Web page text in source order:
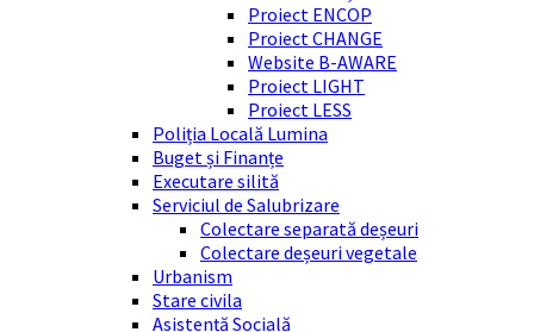
Proiect ENCOP
Proiect CHANGE
Website B-AWARE
Proiect LIGHT
Proiect LESS
Poliția Locală Lumina
Buget și Finanțe
Executare silită
Serviciul de Salubrizare
Colectare separată deșeuri
Colectare deșeuri vegetale
Urbanism
Stare civila
Asistență Socială